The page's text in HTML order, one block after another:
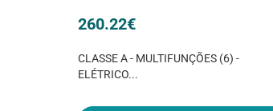
260.22€
CLASSE A - MULTIFUNÇÕES (6) -
ELÉTRICO...